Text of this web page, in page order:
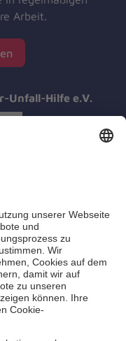
Arbeit.
Unfall-Hilfe e.V.